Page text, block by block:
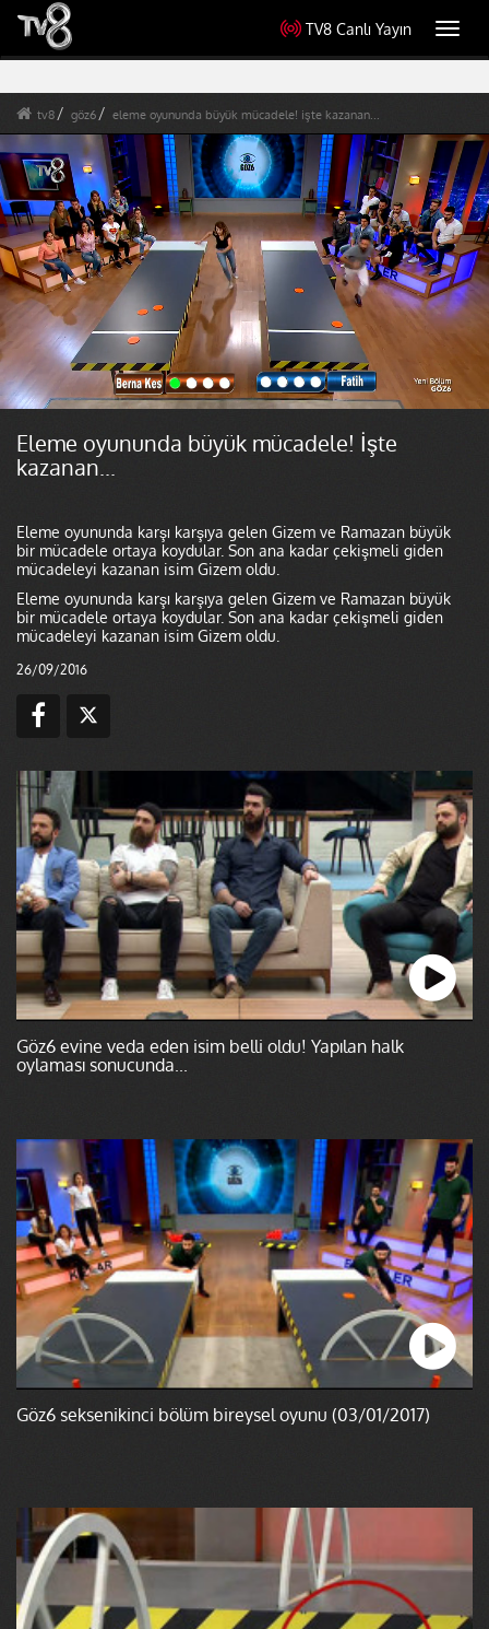
TV8 Canlı Yayın
tv8 göz6 eleme oyununda büyük mücadele! işte kazanan...
Eleme oyununda büyük mücadele! İşte
kazanan...
Eleme oyununda karşı karşıya gelen Gizem ve Ramazan büyük
bir mücadele ortaya koydular. Son ana kadar çekişmeli giden
mücadeleyi kazanan isim Gizem oldu.
Eleme oyununda karşı karşıya gelen Gizem ve Ramazan büyük
bir mücadele ortaya koydular. Son ana kadar çekişmeli giden
mücadeleyi kazanan isim Gizem oldu.
26/09/2016
Göz6 evine veda eden isim belli oldu! Yapılan halk
oylaması sonucunda...
Göz6 seksenikinci bölüm bireysel oyunu (03/01/2017)